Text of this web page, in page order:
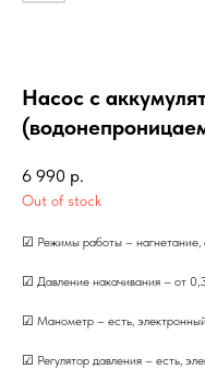
Насос с
6 990 р.
Out of stock
☑︎ Режимы работы – нагнетание,
☑︎ Давление накачивания – от
☑︎ Манометр – есть,
☑︎ Регулятор давления – есть,